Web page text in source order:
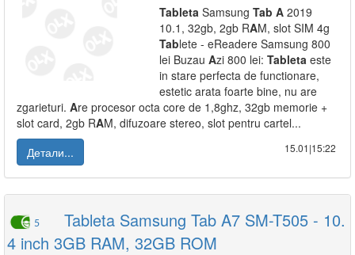
Tableta Samsung Tab A 2019
10.1, 32gb, 2gb RAM, slot SIM 4g
Tablete - eReadere Samsung 800
lei Buzau Azi 800 lei: Tableta este
in stare perfecta de functionare,
estetic arata foarte bine, nu are
zgarieturi. Are procesor octa core de 1,8ghz, 32gb memorie +
slot card, 2gb RAM, difuzoare stereo, slot pentru cartel...
Детали...
15.01|15:22
5
Tableta Samsung Tab A7 SM-T505 - 10.
4 inch 3GB RAM, 32GB ROM